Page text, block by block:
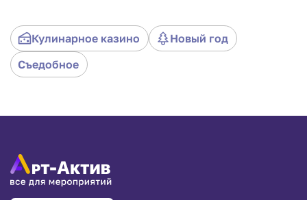
ситуации. Правила развлечения просты — пробуете
предоставленный вариант мороженного и делаете
ставку на определённые параметры.
Кулинарное казино
Новый год
Съедобное